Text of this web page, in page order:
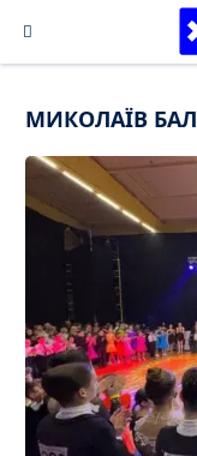
content
МИКОЛАЇВ БАЛ